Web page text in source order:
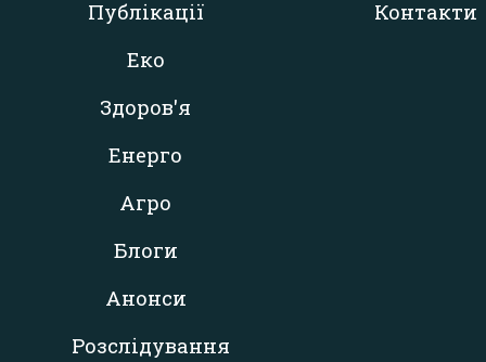
Публікації
Еко
Здоров'я
Енерго
Агро
Блоги
Анонси
Розслідування
Контакти